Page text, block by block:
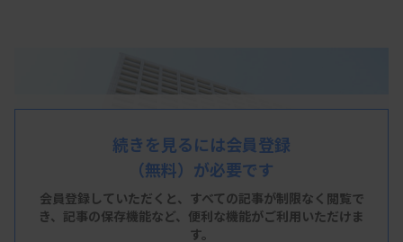
続きを見るには会員登録
（無料）が必要です
会員登録していただくと、すべての記事が制限なく閲覧で
き、 記事の保存機能など、便利な機能がご利用いただけま
す。